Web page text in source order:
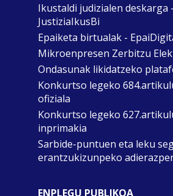
Ikustaldi judizialen deskarga -
JustiziaIkusBi
Epaiketa birtualak -
Mikroenpresen Zerbitzu
Ondasunak likidatzeko
Konkurtso legeko
ofiziala
Konkurtso legeko
inprimakia
Sarbide-puntuen eta leku
erantzukizunpeko
ENPLEGU PUBLIKOA